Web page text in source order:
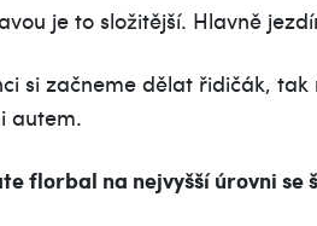
je to složitější. Hlavně
si začneme dělat řidičák,
autem.
florbal na nejvyšší úrovni se